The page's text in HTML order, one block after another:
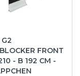
FRONT
- B 192 CM -